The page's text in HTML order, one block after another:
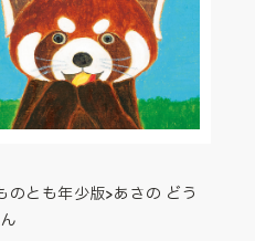
のとも年少版>あさの どう